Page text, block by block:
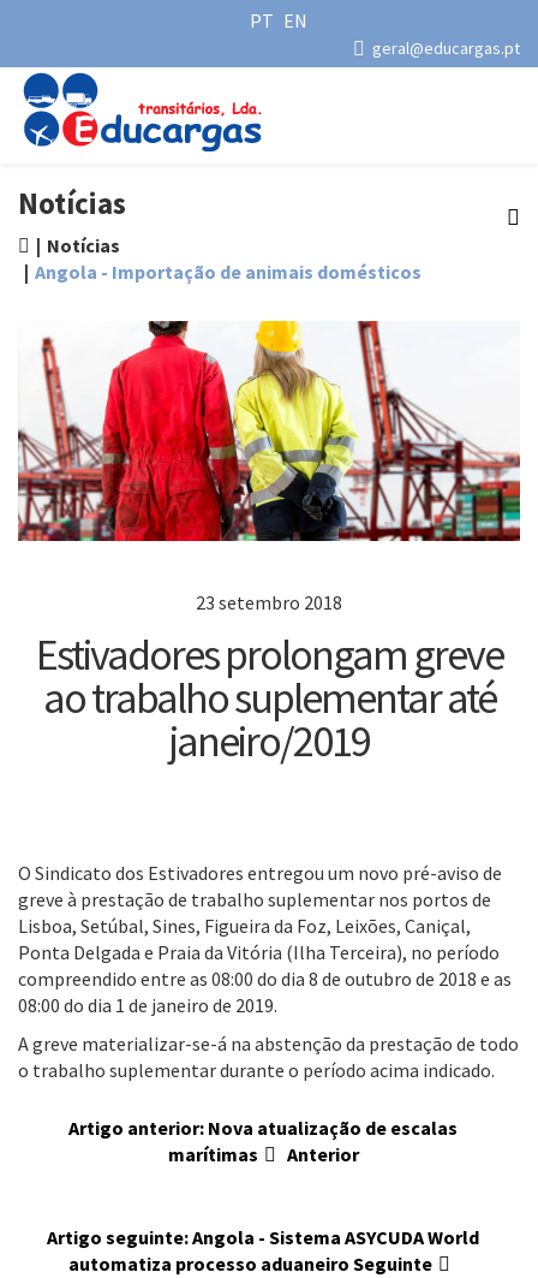
PT EN
geral@educargas.pt
Notícias
Notícias
Angola - Importação de animais domésticos
23 setembro 2018
Estivadores prolongam greve
ao trabalho suplementar até
janeiro/2019
O Sindicato dos Estivadores entregou um novo pré-aviso de
greve à prestação de trabalho suplementar nos portos de
Lisboa, Setúbal, Sines, Figueira da Foz, Leixões, Caniçal,
Ponta Delgada e Praia da Vitória (Ilha Terceira), no período
compreendido entre as 08:00 do dia 8 de outubro de 2018 e as
08:00 do dia 1 de janeiro de 2019.
A greve materializar-se-á na abstenção da prestação de todo
o trabalho suplementar durante o período acima indicado.
Artigo anterior: Nova atualização de escalas
marítimas
Anterior
Artigo seguinte: Angola - Sistema ASYCUDA World
automatiza processo aduaneiro Seguinte